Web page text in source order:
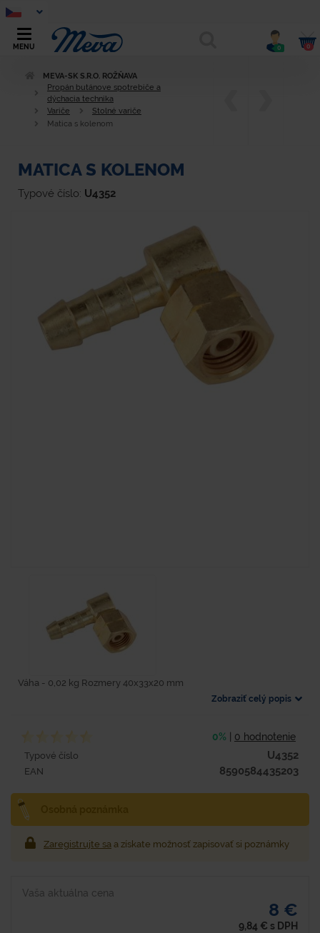
MENU 0 0
MEVA-SK S.R.O. ROŽŇAVA
Propán butánove spotrebiče a
dýchacia technika
Variče
Stolné variče
Matica s kolenom
MATICA S KOLENOM
Typové číslo: U4352
Váha - 0,02 kg Rozmery 40x33x20 mm
Zobraziť celý popis
0% 0 hodnotenie
Typové číslo U4352
EAN 8590584435203
Zaregistrujte sa a získate možnosť zapisovať si poznámky
Vaša aktuálna cena
8 €
9,84 € s DPH